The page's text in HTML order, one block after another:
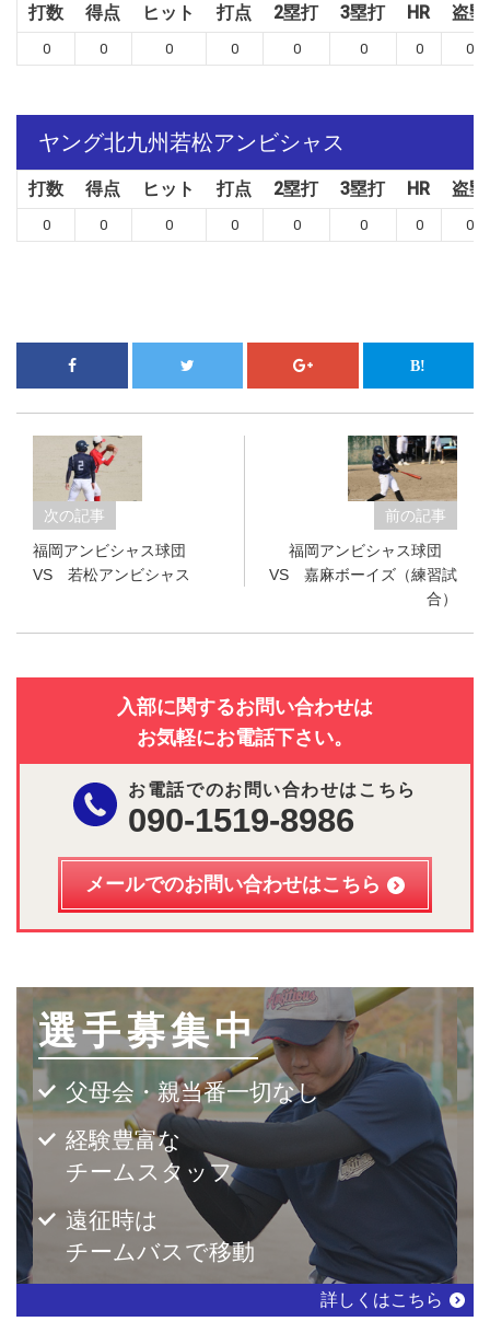
打数 得点 ヒット 打点 2塁打 3塁打 HR 盗塁
0 0 0 0 0 0 0 0
ヤング北九州若松アンビシャス
打数 得点 ヒット 打点 2塁打 3塁打 HR 盗塁
0 0 0 0 0 0 0 0
次の記事
福岡アンビシャス球団
VS 若松アンビシャス
前の記事
福岡アンビシャス球団
VS 嘉麻ボーイズ（練習試
合）
入部に関するお問い合わせは
お気軽にお電話下さい。
お電話でのお問い合わせはこちら
090-1519-8986
メールでのお問い合わせはこちら
選手募集中
父母会・親当番一切なし
経験豊富な
チームスタッフ
遠征時は
チームバスで移動
詳しくはこちら